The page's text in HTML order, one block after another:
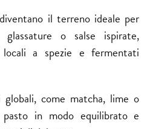
il terreno ideale per
glassature o salse ispirate,
a spezie e fermentati
come matcha, lime o
in modo equilibrato e